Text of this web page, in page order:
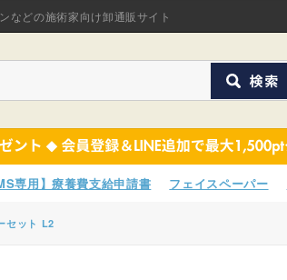
などの施術家向け卸通販サイト
専用】療養費支給申請書 フェイスペーパー
セット L2